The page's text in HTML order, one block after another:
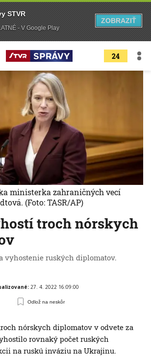
24
troch nórskych
vyhostenie ruských diplomatov.
27. 4. 2022 16:09:00
Odlož na neskôr
ministerka zahraničných vecí
(Foto: TASR/AP)
nórskych diplomatov v odvete za
rovnaký počet ruských
na ruskú inváziu na Ukrajinu.
STVR
- V Google Play
ZOBRAZIŤ